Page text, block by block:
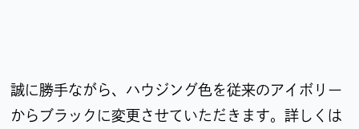
誠に勝手ながら、ハウジング色を従来のアイボリー
からブラックに変更させていただきます。詳しくは